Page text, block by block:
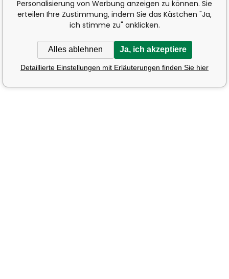
Personalisierung von Werbung anzeigen zu können. Sie
erteilen Ihre Zustimmung, indem Sie das Kästchen "Ja,
ich stimme zu" anklicken.
Alles ablehnen Ja, ich akzeptiere
Detaillierte Einstellungen mit Erläuterungen finden Sie hier